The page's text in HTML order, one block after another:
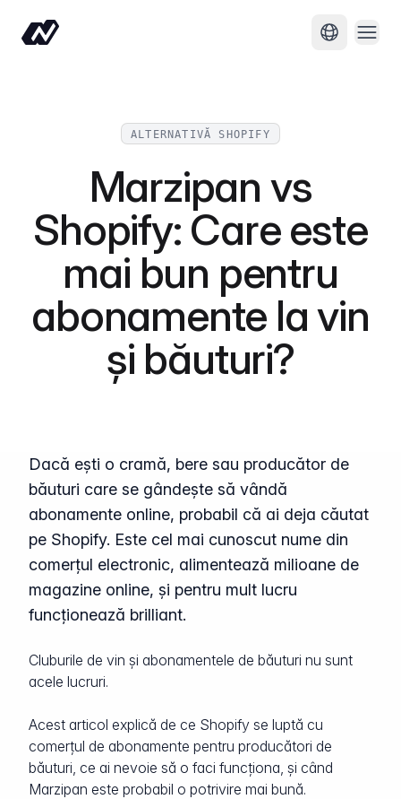
Schimbă
ALTERNATIVĂ SHOPIFY
Marzipan vs
Shopify: Care este
mai bun pentru
abonamente la vin
și băuturi?
Dacă ești o cramă, bere sau producător de
băuturi care se gândește să vândă
abonamente online, probabil că ai deja căutat
pe Shopify. Este cel mai cunoscut nume din
comerțul electronic, alimentează milioane de
magazine online, și pentru mult lucru
funcționează brilliant.
Cluburile de vin și abonamentele de băuturi nu sunt
acele lucruri.
Acest articol explică de ce Shopify se luptă cu
comerțul de abonamente pentru producători de
băuturi, ce ai nevoie să o faci funcționa, și când
Marzipan este probabil o potrivire mai bună.